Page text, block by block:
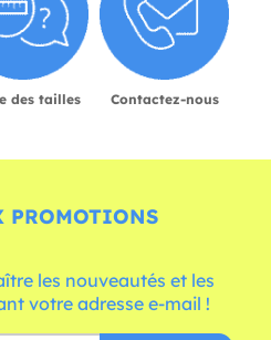
des tailles Contactez-nous
PROMOTIONS
les nouveautés et les
votre adresse e-mail !